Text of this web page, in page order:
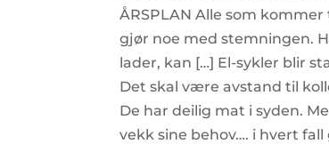
ÅRSPLAN Alle som
gjør noe med stemningen.
lader, kan […] El-sykler blir
Det skal være avstand til
De har deilig mat i syden.
vekk sine behov…. i hvert